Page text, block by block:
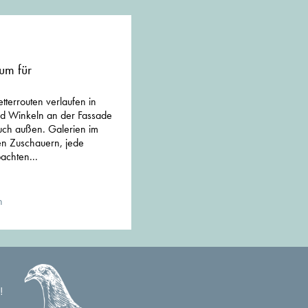
für
verlaufen in
Winkeln an der Fassade
außen. Galerien im
Zuschauern, jede